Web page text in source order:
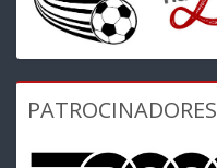
PATROCINADORES